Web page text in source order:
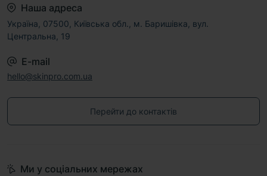
Наша адреса
Україна, 07500, Київська обл., м. Баришівка, вул.
Центральна, 19
E-mail
hello@skinpro.com.ua
Перейти до контактів
Ми у соціальних мережах